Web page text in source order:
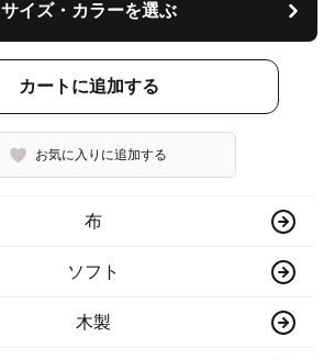
サイズ・カラーを選ぶ
カートに追加する
お気に入りに追加する
布
ソフト
木製